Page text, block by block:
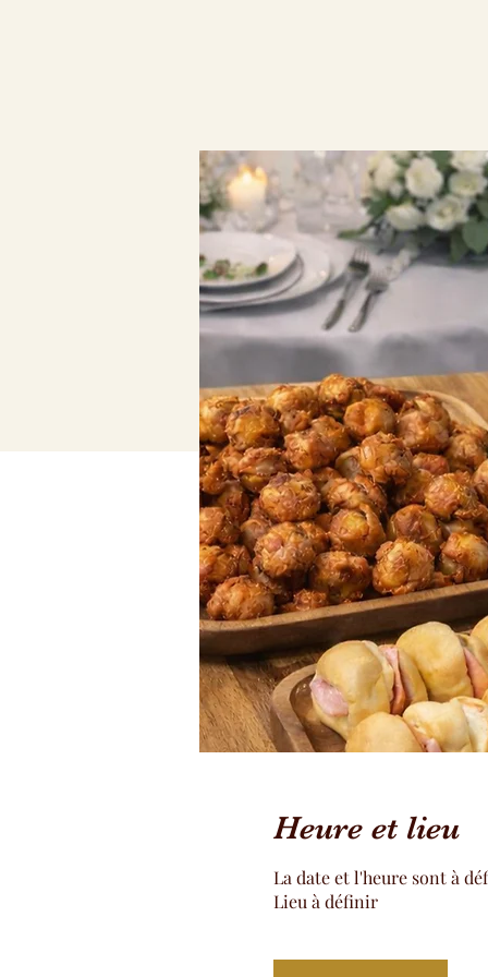
Heure et lieu
La date et l'heure sont à
Lieu à définir